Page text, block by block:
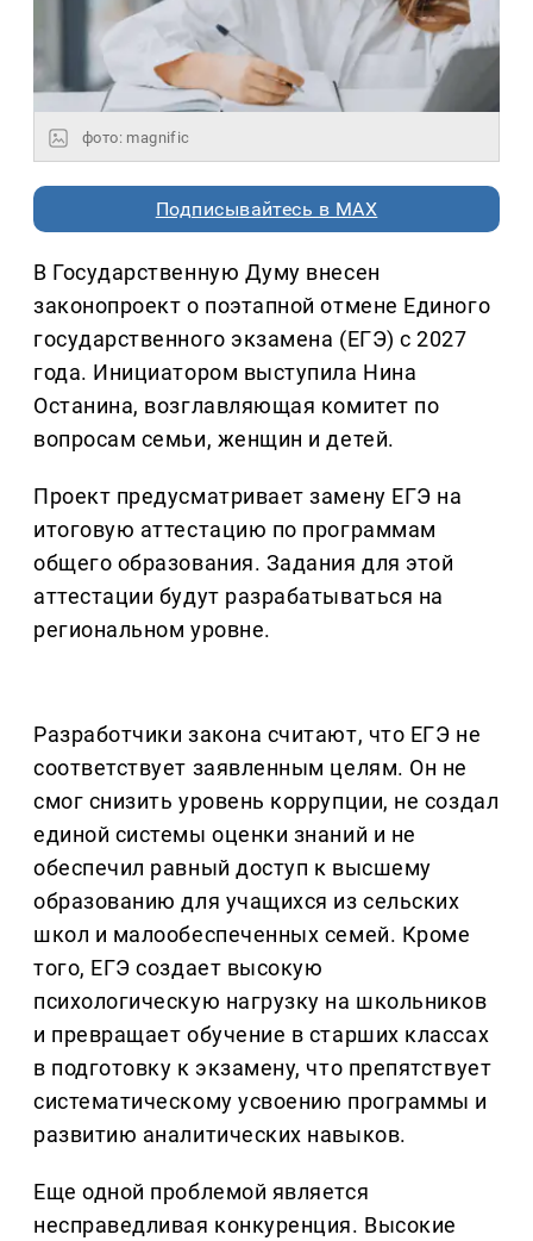
фото: magnific
Подписывайтесь в MAX
В Государственную Думу внесен
законопроект о поэтапной отмене Единого
государственного экзамена (ЕГЭ) с 2027
года. Инициатором выступила Нина
Останина, возглавляющая комитет по
вопросам семьи, женщин и детей.
Проект предусматривает замену ЕГЭ на
итоговую аттестацию по программам
общего образования. Задания для этой
аттестации будут разрабатываться на
региональном уровне.
Разработчики закона считают, что ЕГЭ не
соответствует заявленным целям. Он не
смог снизить уровень коррупции, не создал
единой системы оценки знаний и не
обеспечил равный доступ к высшему
образованию для учащихся из сельских
школ и малообеспеченных семей. Кроме
того, ЕГЭ создает высокую
психологическую нагрузку на школьников
и превращает обучение в старших классах
в подготовку к экзамену, что препятствует
систематическому усвоению программы и
развитию аналитических навыков.
Еще одной проблемой является
несправедливая конкуренция. Высокие